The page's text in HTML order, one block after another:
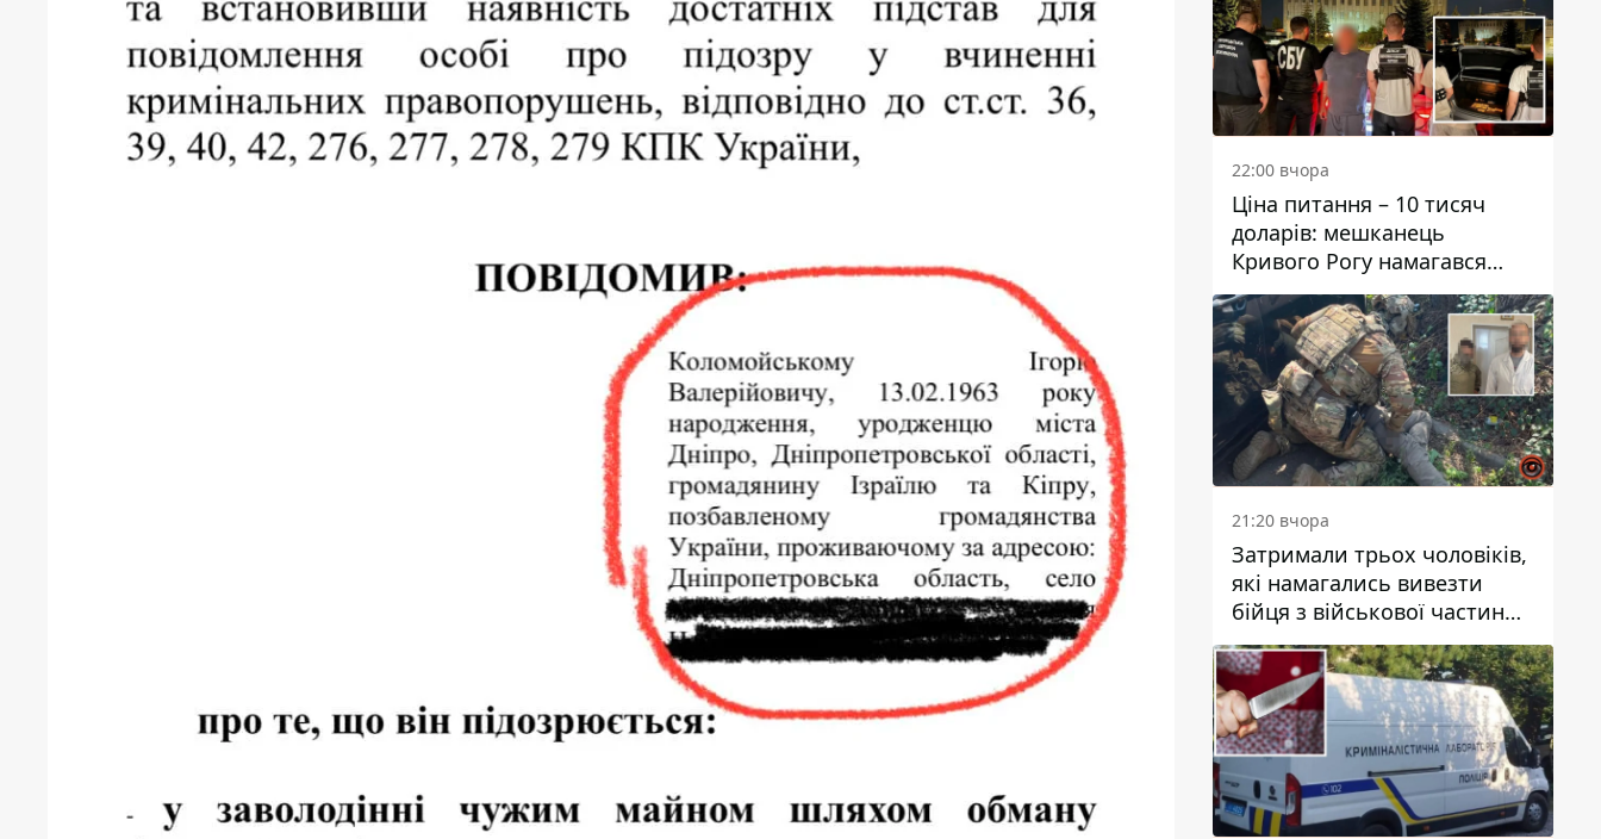
22:00 вчора
Ціна питання – 10 тисяч
доларів: мешканець
Кривого Рогу намагався
переправити чоловіка до
Словаччини
21:20 вчора
Затримали трьох чоловіків,
які намагались вивезти
бійця з військової частини
до Дніпра за 7 тисяч
доларів: серед них був лікар